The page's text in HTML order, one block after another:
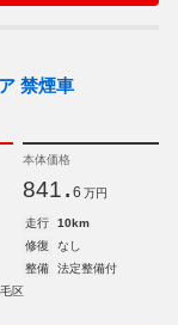
禁煙車
本体価格
841. 6 万円
走行
10km
修復
なし
整備
法定整備付
区